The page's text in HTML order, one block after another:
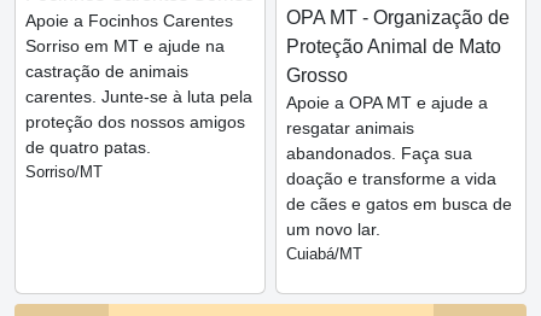
Apoie a Focinhos Carentes
Sorriso em MT e ajude na
castração de animais
carentes. Junte-se à luta pela
proteção dos nossos amigos
de quatro patas.
Sorriso/MT
OPA MT - Organização de
Proteção Animal de Mato
Grosso
Apoie a OPA MT e ajude a
resgatar animais
abandonados. Faça sua
doação e transforme a vida
de cães e gatos em busca de
um novo lar.
Cuiabá/MT